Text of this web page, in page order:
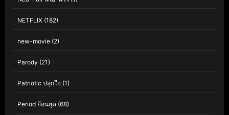
NETFLIX (182)
new-movie (2)
Parody (21)
Patriotic ปลุกใจ (1)
Period ย้อนยุค (68)